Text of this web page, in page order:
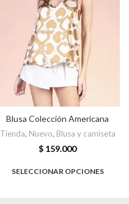
Blusa Colección Americana
Tienda, Nuevo, Blusa y camiseta
$ 159.000
SELECCIONAR OPCIONES